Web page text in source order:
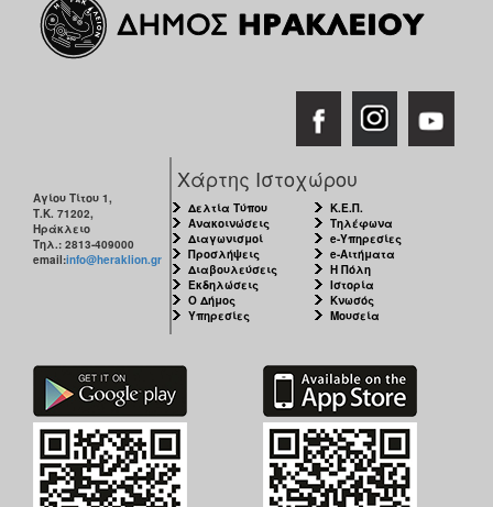
ΠΟΛΙΤΙΣΜΟΣ
Αγίου Τίτου 1,
Τ.Κ. 71202,
Ηράκλειο
Τηλ.: 2813-409000
email:info@heraklion.gr
Χάρτης Ιστοχώρου
Δελτία Τύπου
Ανακοινώσεις
Διαγωνισμοί
Προσλήψεις
Διαβουλεύσεις
Εκδηλώσεις
Ο Δήμος
Υπηρεσίες
Κ.Ε.Π.
Τηλέφωνα
e-Υπηρεσίες
e-Αιτήματα
Η Πόλη
Ιστορία
Κνωσός
Μουσεία